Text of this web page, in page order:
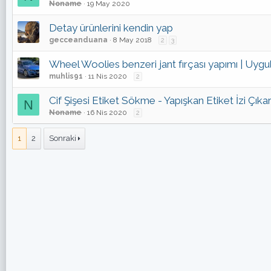
Noname 19 May 2020
Detay ürünlerini kendin yap
gecceanduana 8 May 2018 2 3
Wheel Woolies benzeri jant fırçası yapımı |
muhlis91 11 Nis 2020 2
N Cif Şişesi Etiket Sökme - Yapışkan Etiket İzi
Noname 16 Nis 2020 2
1 2 Sonraki